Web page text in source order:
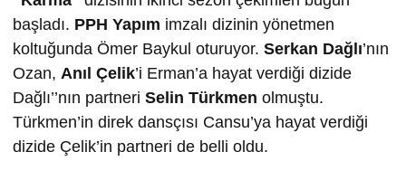
başladı. PPH Yapım imzalı dizinin yönetmen
koltuğunda Ömer Baykul oturuyor. Serkan Dağlı’nın
Ozan, Anıl Çelik’i Erman’a hayat verdiği dizide
Dağlı’’nın partneri Selin Türkmen olmuştu.
Türkmen’in direk dansçısı Cansu’ya hayat verdiği
dizide Çelik’in partneri de belli oldu.